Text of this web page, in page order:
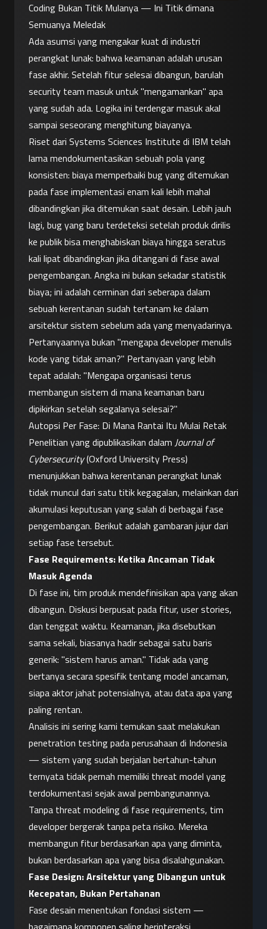
Coding Bukan Titik Mulanya — Ini Titik dimana
Semuanya Meledak
Ada asumsi yang mengakar kuat di industri
perangkat lunak: bahwa keamanan adalah urusan
fase akhir. Setelah fitur selesai dibangun, barulah
security team masuk untuk "mengamankan" apa
yang sudah ada. Logika ini terdengar masuk akal
sampai seseorang menghitung biayanya.
Riset dari Systems Sciences Institute di IBM telah
lama mendokumentasikan sebuah pola yang
konsisten: biaya memperbaiki bug yang ditemukan
pada fase implementasi enam kali lebih mahal
dibandingkan jika ditemukan saat desain. Lebih jauh
lagi, bug yang baru terdeteksi setelah produk dirilis
ke publik bisa menghabiskan biaya hingga seratus
kali lipat dibandingkan jika ditangani di fase awal
pengembangan. Angka ini bukan sekadar statistik
biaya; ini adalah cerminan dari seberapa dalam
sebuah kerentanan sudah tertanam ke dalam
arsitektur sistem sebelum ada yang menyadarinya.
Pertanyaannya bukan "mengapa developer menulis
kode yang tidak aman?" Pertanyaan yang lebih
tepat adalah: "Mengapa organisasi terus
membangun sistem di mana keamanan baru
dipikirkan setelah segalanya selesai?"
Autopsi Per Fase: Di Mana Rantai Itu Mulai Retak
Penelitian yang dipublikasikan dalam Journal of
Cybersecurity (Oxford University Press)
menunjukkan bahwa kerentanan perangkat lunak
tidak muncul dari satu titik kegagalan, melainkan dari
akumulasi keputusan yang salah di berbagai fase
pengembangan. Berikut adalah gambaran jujur dari
setiap fase tersebut.
Fase Requirements: Ketika Ancaman Tidak
Masuk Agenda
Di fase ini, tim produk mendefinisikan apa yang akan
dibangun. Diskusi berpusat pada fitur, user stories,
dan tenggat waktu. Keamanan, jika disebutkan
sama sekali, biasanya hadir sebagai satu baris
generik: "sistem harus aman." Tidak ada yang
bertanya secara spesifik tentang model ancaman,
siapa aktor jahat potensialnya, atau data apa yang
paling rentan.
Analisis ini sering kami temukan saat melakukan
penetration testing pada perusahaan di Indonesia
— sistem yang sudah berjalan bertahun-tahun
ternyata tidak pernah memiliki threat model yang
terdokumentasi sejak awal pembangunannya.
Tanpa threat modeling di fase requirements, tim
developer bergerak tanpa peta risiko. Mereka
membangun fitur berdasarkan apa yang diminta,
bukan berdasarkan apa yang bisa disalahgunakan.
Fase Design: Arsitektur yang Dibangun untuk
Kecepatan, Bukan Pertahanan
Fase desain menentukan fondasi sistem —